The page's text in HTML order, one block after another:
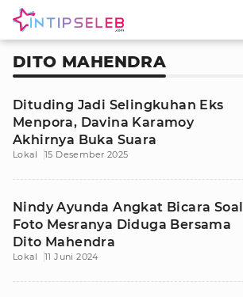
DITO MAHENDRA
Dituding Jadi Selingkuhan Eks
Menpora, Davina Karamoy
Akhirnya Buka Suara
Lokal 15 Desember 2025
Nindy Ayunda Angkat Bicara Soal
Foto Mesranya Diduga Bersama
Dito Mahendra
Lokal 11 Juni 2024